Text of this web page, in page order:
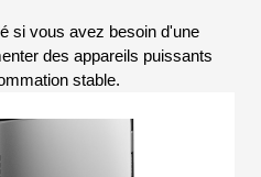
si vous avez besoin d'une
des appareils puissants
stable.